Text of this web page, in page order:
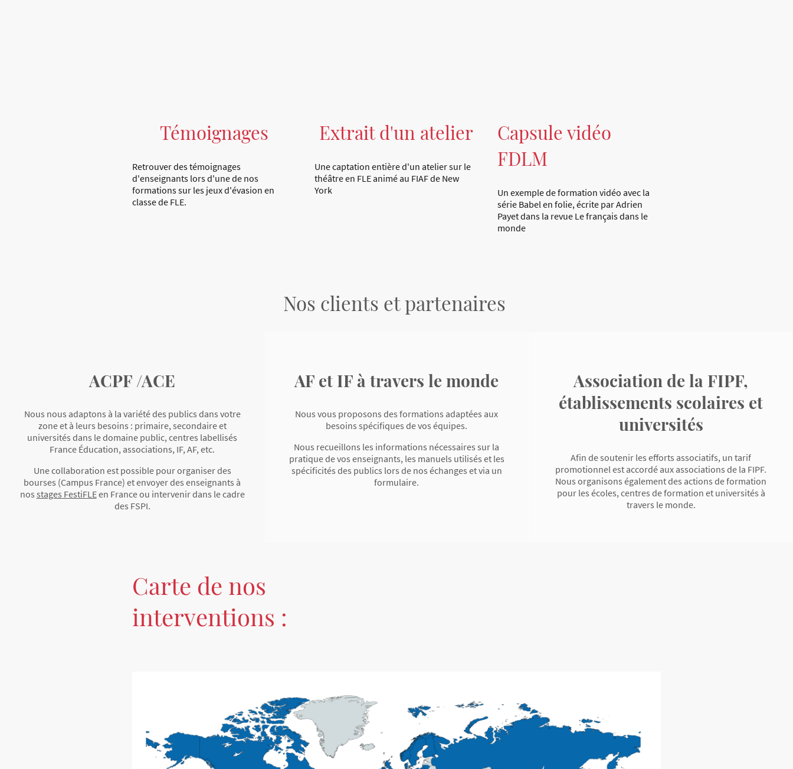
Témoignages
Retrouver des témoignages
d'enseignants lors d'une de nos
formations sur les jeux d'évasion en
classe de FLE.
Extrait d'un atelier
Une captation entière d'un atelier sur le
théâtre en FLE animé au FIAF de New
York
Capsule vidéo
FDLM
Un exemple de formation vidéo avec la
série Babel en folie, écrite par Adrien
Payet dans la revue Le français dans le
monde
Nos clients et partenaires
ACPF /ACE
Nous nous adaptons à la variété des publics dans votre
zone et à leurs besoins : primaire, secondaire et
universités dans le domaine public, centres labellisés
France Éducation, associations, IF, AF, etc.
Une collaboration est possible pour organiser des
bourses (Campus France) et envoyer des enseignants à
nos stages FestiFLEen France ou intervenir dans le cadre
des FSPI.
AF et IF à travers le monde
Nous vous proposons des formations adaptées aux
besoins spécifiques de vos équipes.
Nous recueillons les informations nécessaires sur la
pratique de vos enseignants, les manuels utilisés et les
spécificités des publics lors de nos échanges et via un
formulaire.
Association de la FIPF,
établissements scolaires et
universités
Afin de soutenir les efforts associatifs, un tarif
promotionnel est accordé aux associations de la FIPF.
Nous organisons également des actions de formation
pour les écoles, centres de formation et universités à
travers le monde.
Carte de nos
interventions :